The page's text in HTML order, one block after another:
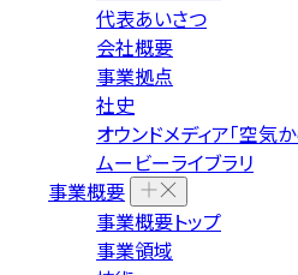
代表あいさつ
会社概要
事業拠点
社史
オウンドメディア「空気
ムービーライブラリ
事業概要
事業概要トップ
事業領域